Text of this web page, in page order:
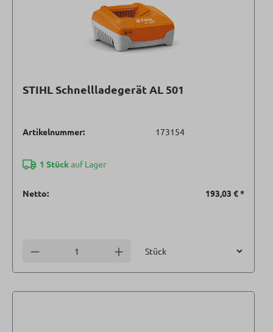
STIHL Schnellladegerät AL 501
Artikelnummer: 173154
1 Stückauf Lager
Netto: 193,03 €*
Anzahl verringern Anzahl erhöhen